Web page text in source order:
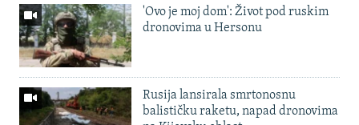
'Ovo je moj dom': Život pod ruskim
dronovima u Hersonu
Rusija lansirala smrtonosnu
balističku raketu, napad dronovima